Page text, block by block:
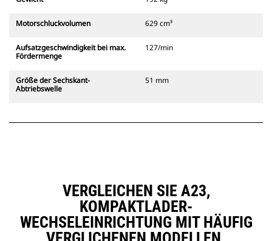
Motorschluckvolumen 629 cm³
Aufsatzgeschwindigkeit bei max.
Fördermenge
127/min
Größe der Sechskant-
Abtriebswelle
51 mm
VERGLEICHEN SIE A23,
KOMPAKTLADER-
WECHSELEINRICHTUNG MIT HÄUFIG